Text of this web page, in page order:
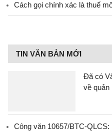
Cách gọi chính xác là thuế
TIN VĂN BẢN MỚI
Đã có
về quản
Công văn 10657/BTC-